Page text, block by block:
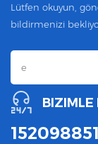
Lütfen okuyun,
bildirmenizi
BIZIMLE